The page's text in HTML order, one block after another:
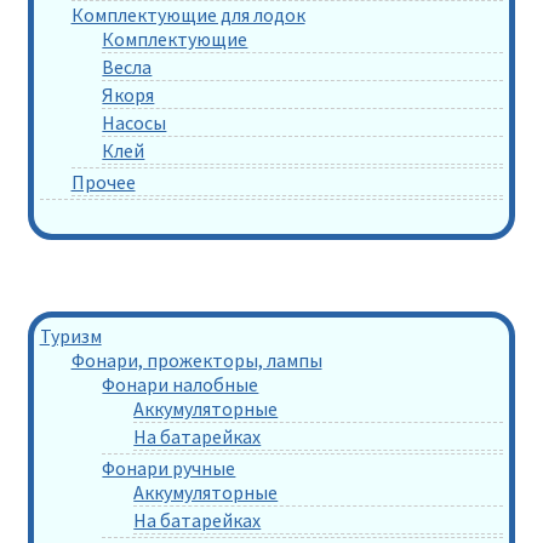
Комплектующие для лодок
Комплектующие
Весла
Якоря
Насосы
Клей
Прочее
Туризм
Фонари, прожекторы, лампы
Фонари налобные
Аккумуляторные
На батарейках
Фонари ручные
Аккумуляторные
На батарейках